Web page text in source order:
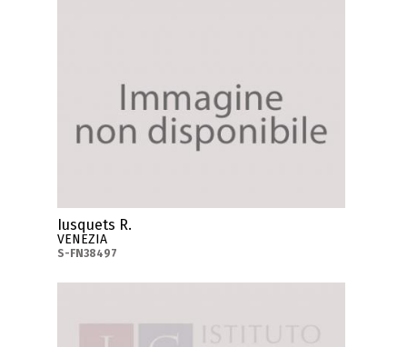
Iusquets R.
VENEZIA
S-FN38497